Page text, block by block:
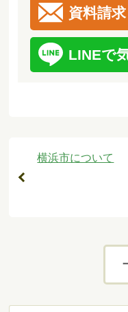
資料請
LINEで
横浜市について